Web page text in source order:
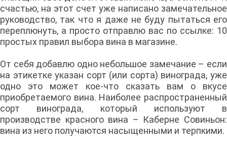
счастью, на этот счет уже написано замечательное
руководство, так что я даже не буду пытаться его
переплюнуть, а просто отправлю вас по ссылке: 10
простых правил выбора вина в магазине.
От себя добавлю одно небольшое замечание – если
на этикетке указан сорт (или сорта) винограда, уже
одно это может кое-что сказать вам о вкусе
приобретаемого вина. Наиболее распространенный
сорт винограда, который используют в
производстве красного вина – Каберне Совиньон:
вина из него получаются насыщенными и терпкими.